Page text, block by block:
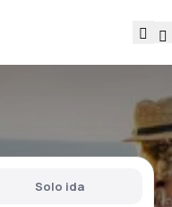
Solo ida